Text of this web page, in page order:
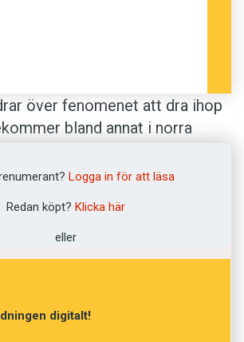
över fenomenet att dra ihop
bland annat i norra
hon sjungi stället förhan
eller förekommer det på
också?
er
Logga in för att läsa
Redan köpt? Klicka här
eller
digitalt!